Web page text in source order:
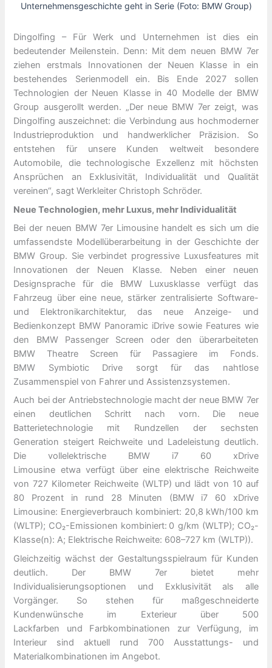
Unternehmensgeschichte geht in Serie (Foto: BMW Group)
Dingolfing – Für Werk und Unternehmen ist dies ein
bedeutender Meilenstein. Denn: Mit dem neuen BMW 7er
ziehen erstmals Innovationen der Neuen Klasse in ein
bestehendes Serienmodell ein. Bis Ende 2027 sollen
Technologien der Neuen Klasse in 40 Modelle der BMW
Group ausgerollt werden. „Der neue BMW 7er zeigt, was
Dingolfing auszeichnet: die Verbindung aus hochmoderner
Industrieproduktion und handwerklicher Präzision. So
entstehen für unsere Kunden weltweit besondere
Automobile, die technologische Exzellenz mit höchsten
Ansprüchen an Exklusivität, Individualität und Qualität
vereinen“, sagt Werkleiter Christoph Schröder.
Neue Technologien, mehr Luxus, mehr Individualität
Bei der neuen BMW 7er Limousine handelt es sich um die
umfassendste Modellüberarbeitung in der Geschichte der
BMW Group. Sie verbindet progressive Luxusfeatures mit
Innovationen der Neuen Klasse. Neben einer neuen
Designsprache für die BMW Luxusklasse verfügt das
Fahrzeug über eine neue, stärker zentralisierte Software-
und Elektronikarchitektur, das neue Anzeige- und
Bedienkonzept BMW Panoramic iDrive sowie Features wie
den BMW Passenger Screen oder den überarbeiteten
BMW Theatre Screen für Passagiere im Fonds.
BMW Symbiotic Drive sorgt für das nahtlose
Zusammenspiel von Fahrer und Assistenzsystemen.
Auch bei der Antriebstechnologie macht der neue BMW 7er
einen deutlichen Schritt nach vorn. Die neue
Batterietechnologie mit Rundzellen der sechsten
Generation steigert Reichweite und Ladeleistung deutlich.
Die vollelektrische BMW i7 60 xDrive
Limousine etwa verfügt über eine elektrische Reichweite
von 727 Kilometer Reichweite (WLTP) und lädt von 10 auf
80 Prozent in rund 28 Minuten (BMW i7 60 xDrive
Limousine: Energieverbrauch kombiniert: 20,8 kWh/100 km
(WLTP); CO₂-Emissionen kombiniert: 0 g/km (WLTP); CO₂-
Klasse(n): A; Elektrische Reichweite: 608–727 km (WLTP)).
Gleichzeitig wächst der Gestaltungsspielraum für Kunden
deutlich. Der BMW 7er bietet mehr
Individualisierungsoptionen und Exklusivität als alle
Vorgänger. So stehen für maßgeschneiderte
Kundenwünsche im Exterieur über 500
Lackfarben und Farbkombinationen zur Verfügung, im
Interieur sind aktuell rund 700 Ausstattungs- und
Materialkombinationen im Angebot.